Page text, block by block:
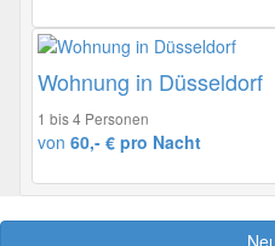
Wohnung in Düsseldorf
1 bis 4 Personen
von 60,- € pro Nacht